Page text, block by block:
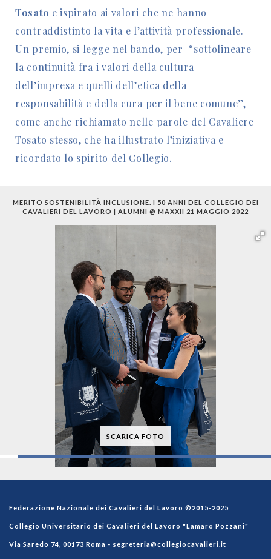
Tosato e ispirato ai valori che ne hanno
contraddistinto la vita e l’attività professionale.
Un premio, si legge nel bando, per “sottolineare
la continuità fra i valori della cultura
dell’impresa e quelli dell’etica della
responsabilità e della cura per il bene comune”,
come anche richiamato nelle parole del Cavaliere
Tosato stesso, che ha illustrato l’iniziativa e
ricordato lo spirito del Collegio.
MERITO SOSTENIBILITÀ INCLUSIONE. I 50 ANNI DEL COLLEGIO DEI
CAVALIERI DEL LAVORO | ALUMNI @ MAXXII 21 MAGGIO 2022
SCARICA FOTO
Federazione Nazionale dei Cavalieri del Lavoro ©2015-2025
Collegio Universitario dei Cavalieri del Lavoro "Lamaro Pozzani"
Via Saredo 74, 00173 Roma - segreteria@collegiocavalieri.it